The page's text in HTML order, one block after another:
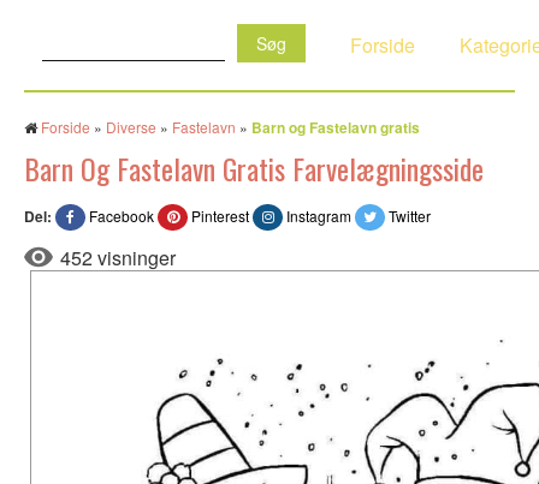
Forside
Forside » Diverse » Fastelavn » Barn og Fastelavn gratis
Barn Og Fastelavn Gratis Farvelægningsside
Del: Facebook Pinterest Instagram Twitter
452 visninger